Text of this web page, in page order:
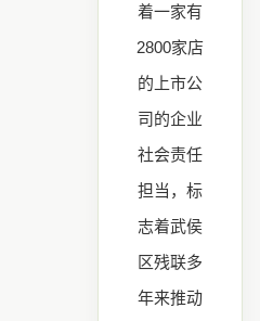
着一家有
2800家店
的上市公
司的企业
社会责任
担当，标
志着武侯
区残联多
年来推动